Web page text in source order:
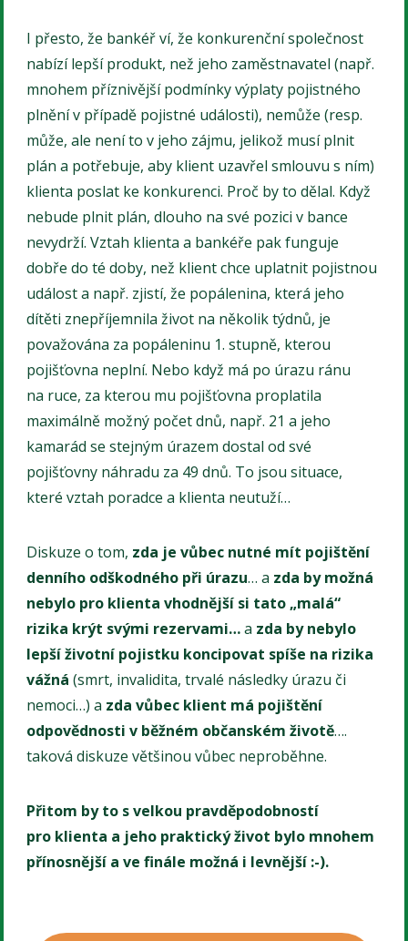
I přesto, že bankéř ví, že konkurenční společnost
nabízí lepší produkt, než jeho zaměstnavatel (např.
mnohem příznivější podmínky výplaty pojistného
plnění v případě pojistné události), nemůže (resp.
může, ale není to v jeho zájmu, jelikož musí plnit
plán a potřebuje, aby klient uzavřel smlouvu s ním)
klienta poslat ke konkurenci. Proč by to dělal. Když
nebude plnit plán, dlouho na své pozici v bance
nevydrží. Vztah klienta a bankéře pak funguje
dobře do té doby, než klient chce uplatnit pojistnou
událost a např. zjistí, že popálenina, která jeho
dítěti znepříjemnila život na několik týdnů, je
považována za popáleninu 1. stupně, kterou
pojišťovna neplní. Nebo když má po úrazu ránu
na ruce, za kterou mu pojišťovna proplatila
maximálně možný počet dnů, např. 21 a jeho
kamarád se stejným úrazem dostal od své
pojišťovny náhradu za 49 dnů. To jsou situace,
které vztah poradce a klienta neutuží…
Diskuze o tom, zda je vůbec nutné mít pojištění
denního odškodného při úrazu… a zda by možná
nebylo pro klienta vhodnější si tato „malá“
rizika krýt svými rezervami…a zda by nebylo
lepší životní pojistku koncipovat spíše na rizika
vážná (smrt, invalidita, trvalé následky úrazu či
nemoci…) a zda vůbec klient má pojištění
odpovědnosti v běžném občanském životě….
taková diskuze většinou vůbec neproběhne.
Přitom by to s velkou pravděpodobností
pro klienta a jeho praktický život bylo mnohem
přínosnější a ve finále možná i levnější :-).